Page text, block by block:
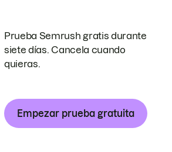
Prueba Semrush gratis durante
siete días. Cancela cuando
quieras.
Empezar prueba gratuita